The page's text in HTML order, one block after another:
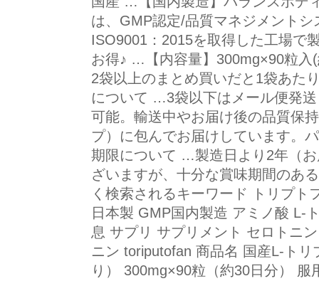
は、GMP認定/品質マネジメント
ISO9001：2015を取得した工場で
お得♪ …【内容量】300mg×90粒入
2袋以上のまとめ買いだと1袋あた
について …3袋以下はメール便発
可能。輸送中やお届け後の品質保
プ）に包んでお届けしています。
期限について …製造日より2年（
ざいますが、十分な賞味期間のあ
く検索されるキーワード トリプト
日本製 GMP国内製造 アミノ酸 L-
息 サプリ サプリメント セロトニ
ニン toriputofan 商品名 国産L-ト
り） 300mg×90粒（約30日分）